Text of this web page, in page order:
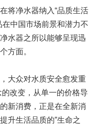
将净水器纳入“品质生活
中国市场前景和潜力不
水器之所以能够呈现迅
方面。
大众对水质安全愈发重
改变，从单一的价格导
新消费，正是在全新消
升生活品质的”生命之